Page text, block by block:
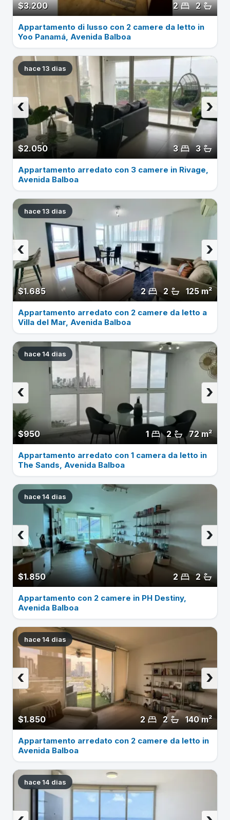
$3.200 2
2
Appartamento di lusso con 2 camere da letto in
Yoo Panamá, Avenida Balboa
hace 13 dias
$2.050 3
3
›
‹
Appartamento arredato con 3 camere in Rivage,
Avenida Balboa
hace 13 dias
$1.685 125 m²
2
2
›
‹
Appartamento arredato con 2 camere da letto a
Villa del Mar, Avenida Balboa
hace 14 dias
$950 72 m²
2
1
›
‹
Appartamento arredato con 1 camera da letto in
The Sands, Avenida Balboa
hace 14 dias
$1.850 2
2
›
‹
Appartamento con 2 camere in PH Destiny,
Avenida Balboa
hace 14 dias
$1.850 140 m²
2
2
›
‹
Appartamento arredato con 2 camere da letto in
Avenida Balboa
hace 14 dias